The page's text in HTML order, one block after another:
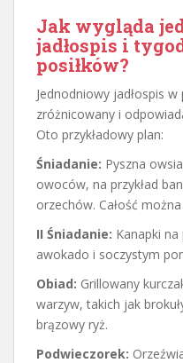
Jak wygląda
jadłospis i
posiłków?
Jednodniowy jadłospis
zróżnicowany i
Oto przykładowy plan:
Śniadanie: Pyszna
owoców, na przykład
orzechów. Całość
II Śniadanie: Kanapki
awokado i soczystym
Obiad: Grillowany
warzyw, takich jak
brązowy ryż.
Podwieczorek: